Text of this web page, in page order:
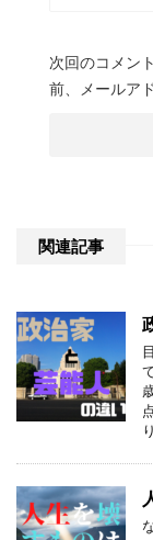
次回のコメン
前、メールア
関連記事